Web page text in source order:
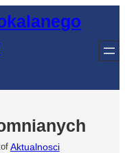
Aktualnosci